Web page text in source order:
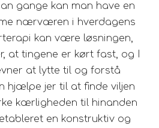
gange kan man have en
nærværen i hverdagens
kan være løsningen,
at tingene er kørt fast, og I
at lytte til og forstå
hjælpe jer til at finde viljen
kærligheden til hinanden
en konstruktiv og